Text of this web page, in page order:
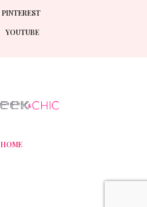
PINTEREST
YOUTUBE
HOME